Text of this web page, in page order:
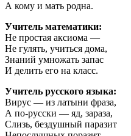
А кому и мать родна.
Учитель математики:
Не простая аксиома —
Не гулять, учиться дома,
Знаний умножать запас
И делить его на класс.
Учитель русского языка:
Вирус — из латыни фраза,
А по-русски — яд, зараза,
Слизь, бездушный паразит